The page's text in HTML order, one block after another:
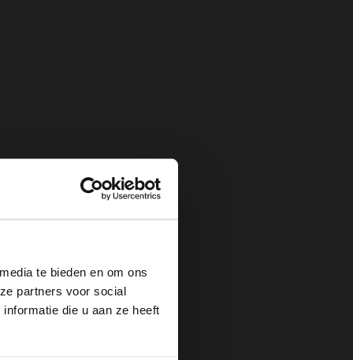
te bieden en om ons
partners voor social
die u aan ze heeft